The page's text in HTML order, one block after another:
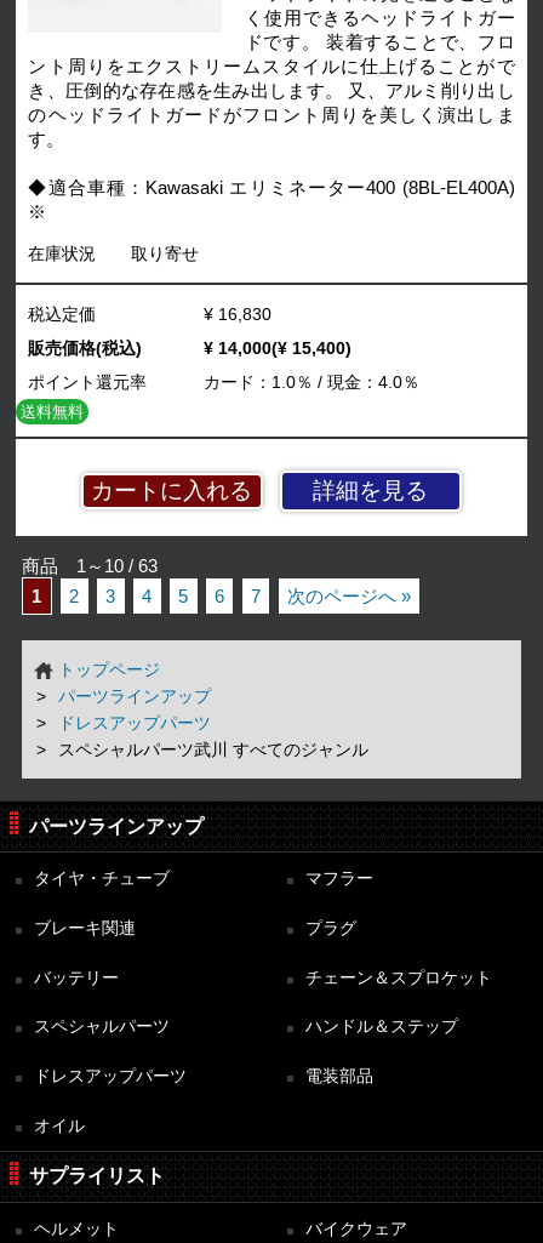
く使用できるヘッドライトガー
ドです。 装着することで、フロ
ント周りをエクストリームスタイルに仕上げることがで
き、圧倒的な存在感を生み出します。 又、アルミ削り出し
のヘッドライトガードがフロント周りを美しく演出しま
す。
◆適合車種：Kawasaki エリミネーター400 (8BL-EL400A)
※
在庫状況 取り寄せ
詳細を見る
税込定価
¥ 16,830
販売価格(税込)
¥ 14,000(¥ 15,400)
ポイント還元率
カード：1.0％ / 現金：4.0％
送料無料
商品 1～10 / 63
1
2 3 4 5 6 7 次のページへ »
トップページ
パーツラインアップ
ドレスアップパーツ
スペシャルパーツ武川 すべてのジャンル
パーツラインアップ
タイヤ・チューブ マフラー
ブレーキ関連 プラグ
バッテリー チェーン＆スプロケット
スペシャルパーツ ハンドル＆ステップ
ドレスアップパーツ 電装部品
オイル
サプライリスト
ヘルメット バイクウェア